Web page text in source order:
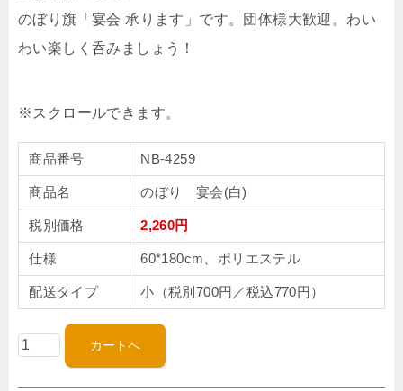
のぼり旗「宴会 承ります」です。団体様大歓迎。わい
わい楽しく呑みましょう！
商品番号 NB-4259
商品名 のぼり 宴会(白)
税別価格 2,260円
仕様 60*180cm、ポリエステル
配送タイプ 小（税別700円／税込770円）